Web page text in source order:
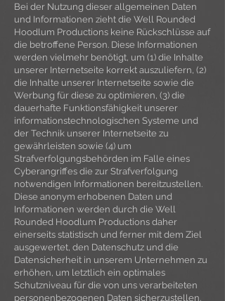
Bei der Nutzung dieser allgemeinen Daten
und Informationen zieht die Well Rounded
Hoodlum Productions keine Rückschlüsse auf
die betroffene Person. Diese Informationen
werden vielmehr benötigt, um (1) die Inhalte
unserer Internetseite korrekt auszuliefern, (2)
die Inhalte unserer Internetseite sowie die
Werbung für diese zu optimieren, (3) die
dauerhafte Funktionsfähigkeit unserer
informationstechnologischen Systeme und
der Technik unserer Internetseite zu
gewährleisten sowie (4) um
Strafverfolgungsbehörden im Falle eines
Cyberangriffes die zur Strafverfolgung
notwendigen Informationen bereitzustellen.
Diese anonym erhobenen Daten und
Informationen werden durch die Well
Rounded Hoodlum Productions daher
einerseits statistisch und ferner mit dem Ziel
ausgewertet, den Datenschutz und die
Datensicherheit in unserem Unternehmen zu
erhöhen, um letztlich ein optimales
Schutzniveau für die von uns verarbeiteten
personenbezogenen Daten sicherzustellen.